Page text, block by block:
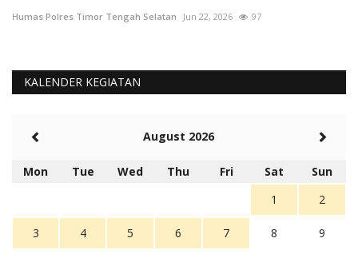
Humas Polres Timor Tengah Selatan Jun 22, 2026 97
KALENDER KEGIATAN
August 2026
Mon Tue Wed Thu Fri Sat
Sun
1
2
3 4 5 6 7 8 9